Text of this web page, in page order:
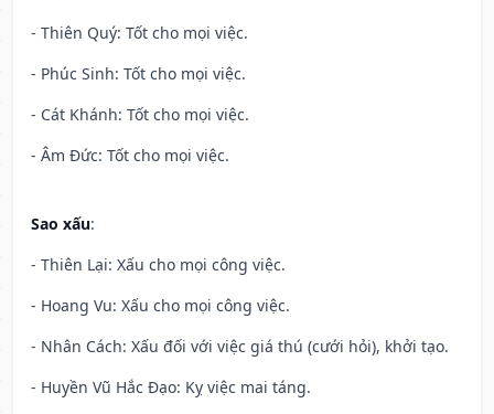
- Thiên Quý: Tốt cho mọi việc.
- Phúc Sinh: Tốt cho mọi việc.
- Cát Khánh: Tốt cho mọi việc.
- Âm Đức: Tốt cho mọi việc.
Sao xấu:
- Thiên Lại: Xấu cho mọi công việc.
- Hoang Vu: Xấu cho mọi công việc.
- Nhân Cách: Xấu đối với việc giá thú (cưới hỏi), khởi tạo.
- Huyền Vũ Hắc Đạo: Kỵ việc mai táng.